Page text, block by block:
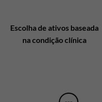
Escolha de ativos baseada
na condição clínica